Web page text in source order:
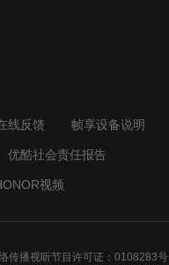
线反馈 帧享设备说明
优酷社会责任报告
视频
传播视听节目许可证：0108283号